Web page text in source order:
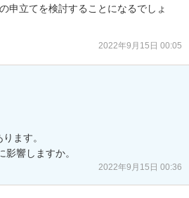
申立てを検討することになるでしょ
2022年9月15日 00:05
ます。
影響しますか。
2022年9月15日 00:36